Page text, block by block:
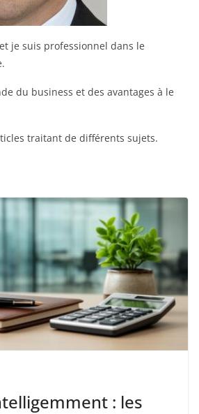
je suis professionnel dans le
du business et des avantages à le
traitant de différents sujets.
: les